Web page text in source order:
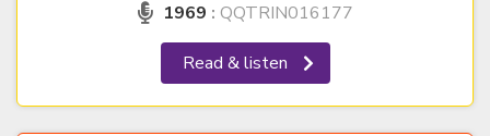
1969 : QQTRIN016177
Read & listen